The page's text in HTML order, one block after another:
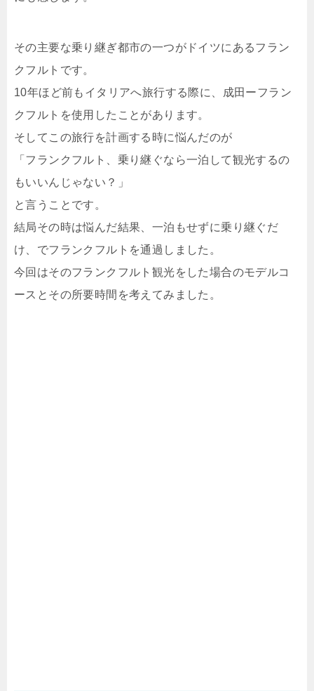
その主要な乗り継ぎ都市の一つがドイツにあるフラン
クフルトです。
10年ほど前もイタリアへ旅行する際に、成田ーフラン
クフルトを使用したことがあります。
そしてこの旅行を計画する時に悩んだのが
「フランクフルト、乗り継ぐなら一泊して観光するの
もいいんじゃない？」
と言うことです。
結局その時は悩んだ結果、一泊もせずに乗り継ぐだ
け、でフランクフルトを通過しました。
今回はそのフランクフルト観光をした場合のモデルコ
ースとその所要時間を考えてみました。